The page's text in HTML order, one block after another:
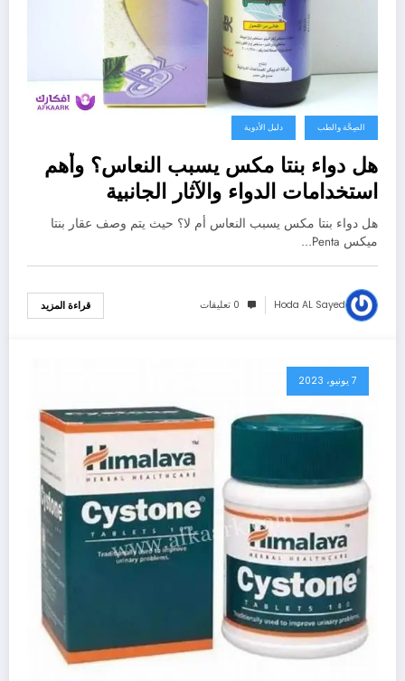
الصِحَّة والطب دليل الأدوية
هل دواء بنتا مكس يسبب النعاس؟ وأهم
استخدامات الدواء والآثار الجانبية
هل دواء بنتا مكس يسبب النعاس أم لا؟ حيث يتم وصف عقار بنتا
ميكس Penta…
Hoda AL Sayed 0 تعليقات قراءة المزيد
7 يونيو، 2023